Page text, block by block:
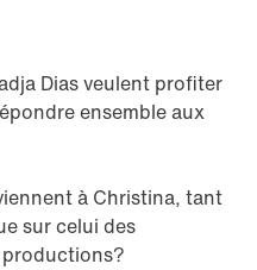
Dias veulent profiter
ensemble aux
à Christina, tant
sur celui des